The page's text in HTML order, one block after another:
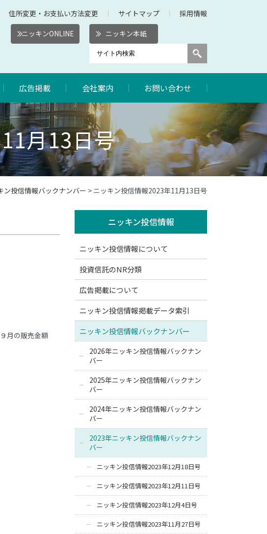
住所変更・お支払い方法変更 サイトマップ 採用情報
ニッキンONLINE ニッキン本紙
広告掲載 会社案内 お問い合わせ
月13日号
ン投信情報バックナンバー > ニッキン投信情報2023年11月13日号
月の販売金額
ニッキン投信情報
ニッキン投信情報について
投資信託のNR分類
広告掲載について
ニッキン投信情報掲載データ索引
ニッキン投信情報バックナンバー
2026年ニッキン投信情報バックナン
バー
2025年ニッキン投信情報バックナン
バー
2024年ニッキン投信情報バックナン
バー
2023年ニッキン投信情報バックナン
バー
ニッキン投信情報2023年12月18日号
ニッキン投信情報2023年12月11日号
ニッキン投信情報2023年12月4日号
ニッキン投信情報2023年11月27日号